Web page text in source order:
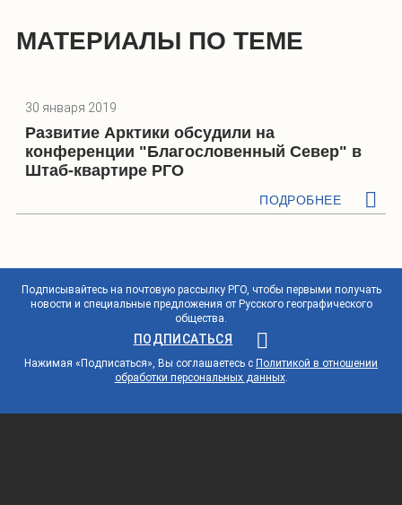
МАТЕРИАЛЫ ПО ТЕМЕ
30 января 2019
Развитие Арктики обсудили на
конференции "Благословенный Север" в
Штаб-квартире РГО
ПОДРОБНЕЕ
Подписывайтесь на почтовую рассылку РГО, чтобы первыми получать
новости и специальные предложения от Русского географического
общества.
ПОДПИСАТЬСЯ
Нажимая «Подписаться», Вы соглашаетесь с Политикой в отношении
обработки персональных данных.